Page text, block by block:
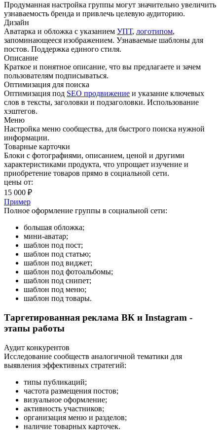
Продуманная настройка группы могут значительно увеличить
узнаваемость бренда и привлечь целевую аудиторию.
Дизайн
Аватарка и обложка с указанием УПТ, логотипом,
запоминающееся изображением. Узнаваемые шаблоны для
постов. Поддержка единого стиля.
Описание
Краткое и понятное описание, что вы предлагаете и зачем
пользователям подписываться.
Оптимизация для поиска
Оптимизация под SEO продвижение и указание ключевых
слов в тексты, заголовки и подзаголовки. Использование
хэштегов.
Меню
Настройка меню сообщества, для быстрого поиска нужной
информации.
Товарные карточки
Блоки с фотографиями, описанием, ценой и другими
характеристиками продукта, что упрощает изучение и
приобретение товаров прямо в социальной сети.
цены от:
15 000 ₽
Пример
Полное оформление группы в социальной сети:
большая обложка;
мини-аватар;
шаблон под пост;
шаблон под статью;
шаблон под виджет;
шаблон под фотоальбомы;
шаблон под снипет;
шаблон под меню;
шаблон под товары.
Таргетированная реклама ВК и Instagram -
этапы работы
Аудит конкурентов
Исследование сообществ аналогичной тематики для
выявления эффективных стратегий:
типы публикаций;
частота размещения постов;
визуальное оформление;
активность участников;
организация меню и разделов;
наличие товарных карточек.